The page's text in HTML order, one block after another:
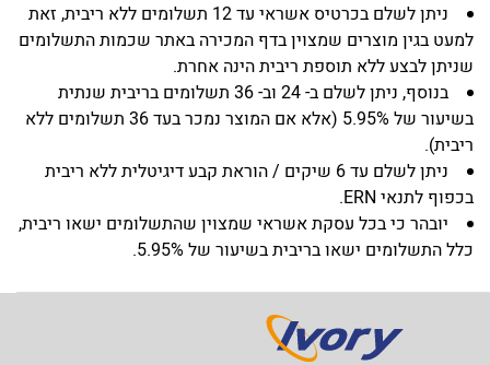
ניתן לשלם בכרטיס אשראי עד 12 תשלומים ללא ריבית, זאת
למעט בגין מוצרים שמצוין בדף המכירה באתר שכמות התשלומים
שניתן לבצע ללא תוספת ריבית הינה אחרת.
בנוסף, ניתן לשלם ב- 24 וב- 36 תשלומים בריבית שנתית
בשיעור של 5.95% (אלא אם המוצר נמכר בעד 36 תשלומים ללא
ריבית).
ניתן לשלם עד 6 שיקים / הוראת קבע דיגיטלית ללא ריבית
בכפוף לתנאי ERN.
יובהר כי בכל עסקת אשראי שמצוין שהתשלומים ישאו ריבית,
כלל התשלומים ישאו בריבית בשיעור של 5.95%.